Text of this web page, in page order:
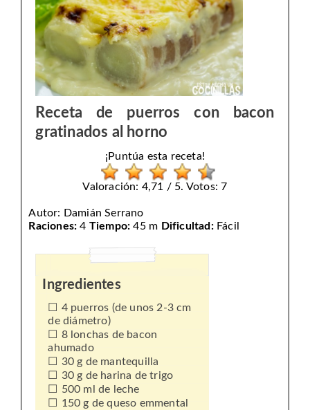
Receta de puerros con bacon
gratinados al horno
¡Puntúa esta receta!
Valoración: 4,71 / 5. Votos: 7
Autor: Damián Serrano
Raciones: 4 Tiempo: 45 m Dificultad:Fácil
Ingredientes
4 puerros (de unos 2-3 cm
de diámetro)
8 lonchas de bacon
ahumado
30 g de mantequilla
30 g de harina de trigo
500 ml de leche
150 g de queso emmental